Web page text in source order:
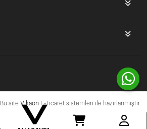
Bu site Vikaon E-Ticaret sistemleri ile hazırlanmıştır.